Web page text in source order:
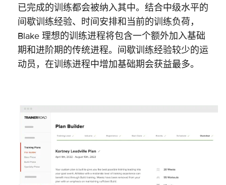
已完成的训练都会被纳入其中。结合中级水平的
间歇训练经验、时间安排和当前的训练负荷，
Blake 理想的训练进程将包含一个额外加入基础
期和进阶期的传统进程。间歇训练经验较少的运
动员，在训练进程中增加基础期会获益最多。